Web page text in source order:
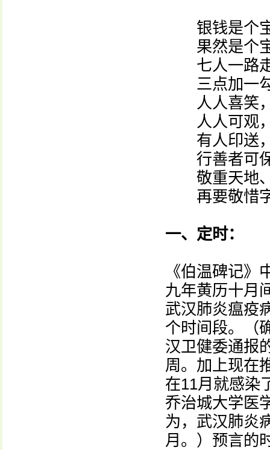
银钱是个宝
果然是个宝
七人一路走
三点加一勾
人人喜笑，
人人可观，
有人印送，
行善者可保
敬重天地、
再要敬惜字
一、定时：
《伯温碑记》
九年黄历十月
武汉肺炎瘟疫
个时间段。（
汉卫健委通报
周。加上现在
在11月就感染
乔治城大学医
为，武汉肺炎
月。）预言的